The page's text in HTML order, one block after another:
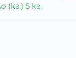
5 кг.